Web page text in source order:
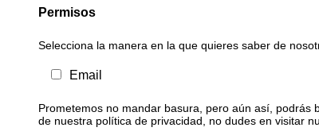
Permisos
Selecciona la manera en la que quieres saber de
Email
Prometemos no mandar basura, pero aún así, podrás
de nuestra política de privacidad, no dudes en visitar